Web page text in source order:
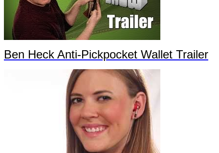
Ben Heck Anti-Pickpocket Wallet Trailer